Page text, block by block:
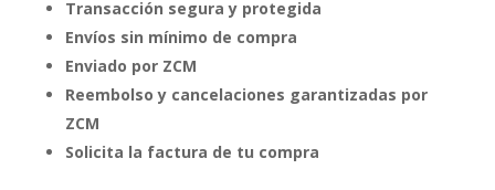
Transacción segura y protegida
Envíos sin mínimo de compra
Enviado por ZCM
Reembolso y cancelaciones garantizadas por
ZCM
Solicita la factura de tu compra